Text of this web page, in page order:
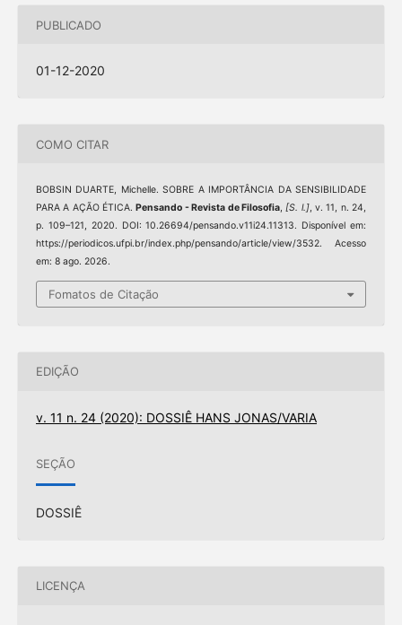
PUBLICADO
01-12-2020
COMO CITAR
BOBSIN DUARTE, Michelle. SOBRE A IMPORTÂNCIA DA SENSIBILIDADE
PARA A AÇÃO ÉTICA.Pensando - Revista de Filosofia,[S. l.], v. 11, n. 24,
p. 109–121, 2020. DOI: 10.26694/pensando.v11i24.11313. Disponível em:
https://periodicos.ufpi.br/index.php/pensando/article/view/3532. Acesso
em: 8 ago. 2026.
Fomatos de Citação
EDIÇÃO
v. 11 n. 24 (2020): DOSSIÊ HANS JONAS/VARIA
SEÇÃO
DOSSIÊ
LICENÇA